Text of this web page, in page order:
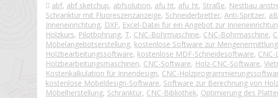
abf, abf sketchup, abfsolution, afu ht, afu_ht, Straße, Nestbau
Schranktür mit Fluoreszenzanzeige, Schneiderbretter, Anti-Spritzer,
Inneneinrichtung, DXF, Excel-Datei für ein Angebot zur
Holzkurs, Pilotbohrung, T, CNC-Bohrmaschine, CNC-Bohrmaschine,
Möbelangebotserstellung, kostenlose Software zur Mengenermittlung
Holzbearbeitungssoftware, kostenlose MDF-Schneidesoftware,
Holzbearbeitungsmaschinen, CNC-Software, Holz-CNC-Software,
Kostenkalkulation für Innendesign, CNC-
kostenlose Möbeldesign-Software, Software zur Berechnung von
Möbelherstellung, Schranktür, CNC-Bibliothek, Optimierung des